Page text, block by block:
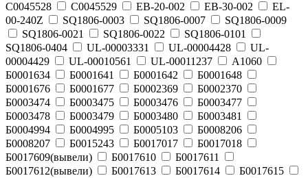
C0045528
C0045529 EB-20-002 EB-30-002
EL-
00-240Z
SQ1806-0003 SQ1806-0007
SQ1806-0009
SQ1806-0021
SQ1806-0022
SQ1806-0101
SQ1806-0404
UL-00003331 UL-00004428
UL-
00004429
UL-00010561 UL-00011237
А1060
Б0001634
Б0001641 Б0001642
Б0001648
Б0001676
Б0001677 Б0002369
Б0002370
Б0003474
Б0003475 Б0003476
Б0003477
Б0003478
Б0003479 Б0003480
Б0003481
Б0004994
Б0004995 Б0005103
Б0008206
Б0008207
Б0015243 Б0017017
Б0017018
Б0017609(вывели)
Б0017610
Б0017611
Б0017612(вывели)
Б0017613 Б0017614
Б0017615